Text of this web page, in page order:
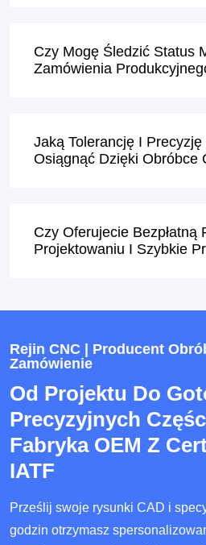
Czy Mogę Śledzić Status
Zamówienia
Jaką Tolerancję I Precyzję
Osiągnąć Dzięki Obróbce
Czy Oferujecie Bezpłatną
Projektowaniu I Szybkie
Rejin CNC | Producent
Zamówienie
Od Projektu Do
Precyzyjnych
Fabryka OEM Z
IATF
Prześlij swoje rysunki CAD i
godzin otrzymasz